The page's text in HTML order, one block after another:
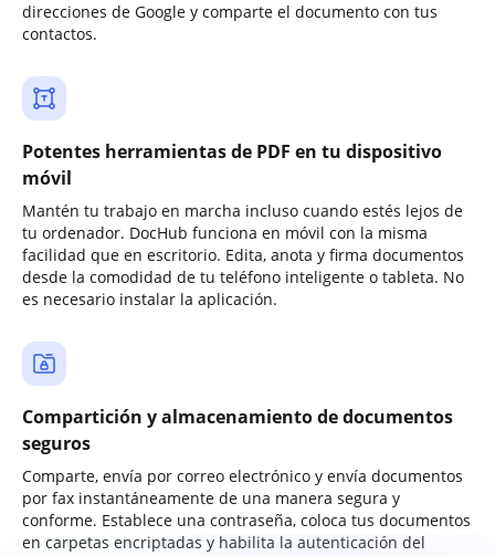
direcciones de Google y comparte el documento con tus
contactos.
Potentes herramientas de PDF en tu dispositivo
móvil
Mantén tu trabajo en marcha incluso cuando estés lejos de
tu ordenador. DocHub funciona en móvil con la misma
facilidad que en escritorio. Edita, anota y firma documentos
desde la comodidad de tu teléfono inteligente o tableta. No
es necesario instalar la aplicación.
Compartición y almacenamiento de documentos
seguros
Comparte, envía por correo electrónico y envía documentos
por fax instantáneamente de una manera segura y
conforme. Establece una contraseña, coloca tus documentos
en carpetas encriptadas y habilita la autenticación del